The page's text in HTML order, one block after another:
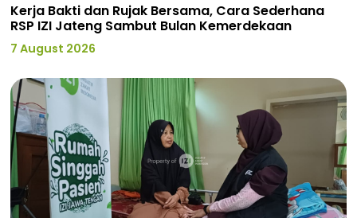
Kerja Bakti dan Rujak Bersama, Cara Sederhana
RSP IZI Jateng Sambut Bulan Kemerdekaan
7 August 2026